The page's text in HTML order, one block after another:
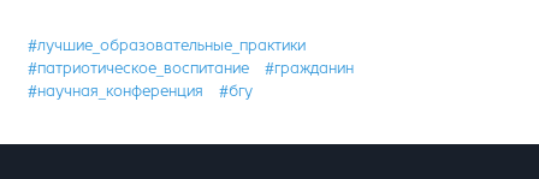
#лучшие_образовательные_практики
#патриотическое_воспитание
#гражданин
#научная_конференция
#бгу